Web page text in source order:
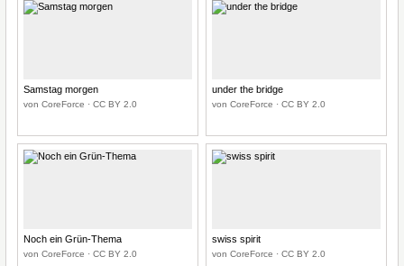
Samstag morgen
von CoreForce · CC BY 2.0
under the bridge
von CoreForce · CC BY 2.0
Noch ein Grün-Thema
von CoreForce · CC BY 2.0
swiss spirit
von CoreForce · CC BY 2.0